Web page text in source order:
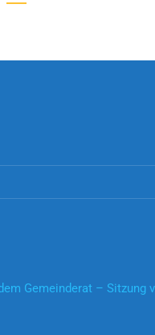
Gemeinderat – Sitzung